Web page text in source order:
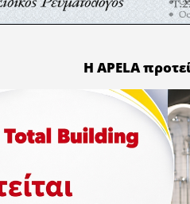
είναι
αυτές